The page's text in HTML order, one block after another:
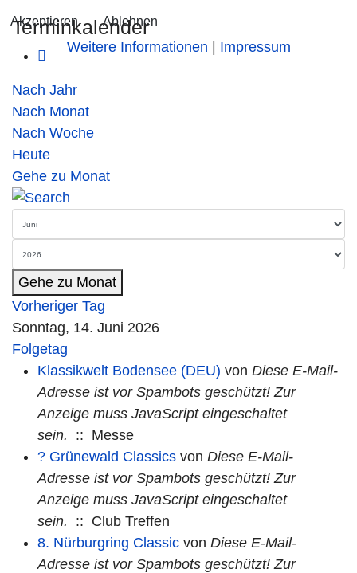
Terminkalender
Nach Jahr
Nach Monat
Nach Woche
Heute
Gehe zu Monat
Gehe zu Monat
Vorheriger Tag
Sonntag, 14. Juni 2026
Folgetag
Klassikwelt Bodensee (DEU) von Diese E-Mail-
Adresse ist vor Spambots geschützt! Zur
Anzeige muss JavaScript eingeschaltet
sein. :: Messe
? Grünewald Classics von Diese E-Mail-
Adresse ist vor Spambots geschützt! Zur
Anzeige muss JavaScript eingeschaltet
sein. :: Club Treffen
8. Nürburgring Classic von Diese E-Mail-
Adresse ist vor Spambots geschützt! Zur
Akzeptieren Ablehnen
Weitere Informationen Impressum